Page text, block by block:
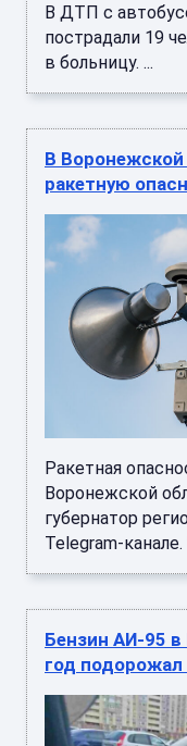
В ДТП с
пострадали 19
в больницу. ...
В
ракетную
Ракетная
Воронежской
губернатор
Telegram-
Бензин АИ-95
год подорожал